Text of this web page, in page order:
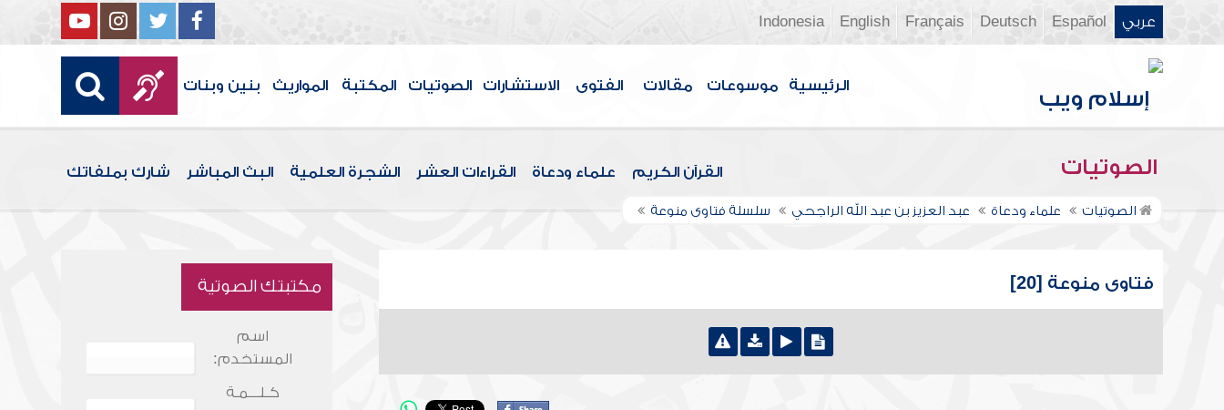
عربي Español
Deutsch
Français
English
Indonesia
الرئيسية موسوعات مقالات الفتوى الاستشارات الصوتيات المكتبة المواريث بنين وبنات
الصوتيات القرآن الكريم علماء ودعاة القراءات العشر الشجرة العلمية البث المباشر شارك بملفاتك
الصوتيات علماء ودعاة عبد العزيز بن عبد الله الراجحي سلسلة فتاوى منوعة
فتاوى منوعة [20] مكتبتك الصوتية
اسم
المستخدم:
كـلـــمـة